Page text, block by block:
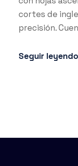
cortes de
precisión.
Seguir leyendo